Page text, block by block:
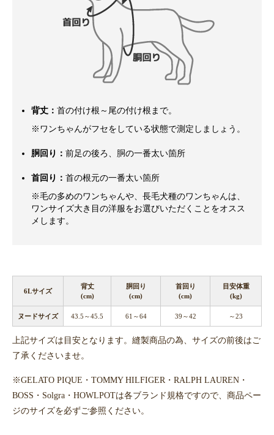
背丈： 首の付け根～尾の付け根まで。
※ワンちゃんがフセをしている状態で測定しましょう。
胴回り： 前足の後ろ、胴の一番太い箇所
首回り： 首の根元の一番太い箇所
※毛の多めのワンちゃんや、長毛犬種のワンちゃんは、
ワンサイズ大き目の洋服をお選びいただくことをオスス
メします。
6Lサイズ
背丈
(cm)
胴回り
(cm)
首回り
(cm)
目安体重
(kg)
ヌードサイズ 43.5～45.5 61～64 39～42 ～23
上記サイズは目安となります。縫製商品の為、サイズの前後はご
了承くださいませ。
※GELATO PIQUE・TOMMY HILFIGER・RALPH LAUREN・
BOSS・Solgra・HOWLPOTは各ブランド規格ですので、商品ペー
ジのサイズを必ずご参照ください。